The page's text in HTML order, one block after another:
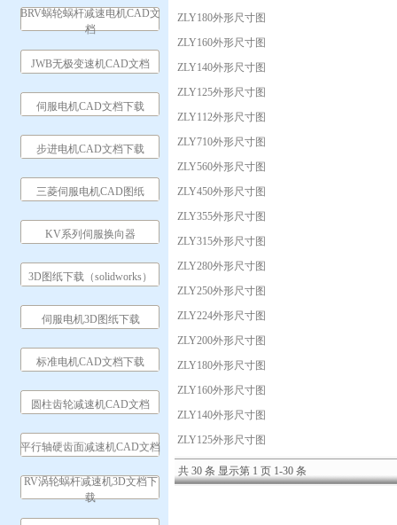
BRV蜗轮蜗杆减速电机CAD文
档
JWB无极变速机CAD文档
伺服电机CAD文档下载
步进电机CAD文档下载
三菱伺服电机CAD图纸
KV系列伺服换向器
3D图纸下载（solidworks）
伺服电机3D图纸下载
标准电机CAD文档下载
圆柱齿轮减速机CAD文档
平行轴硬齿面减速机CAD文档
RV涡轮蜗杆减速机3D文档下
载
ZLY180外形尺寸图
ZLY160外形尺寸图
ZLY140外形尺寸图
ZLY125外形尺寸图
ZLY112外形尺寸图
ZLY710外形尺寸图
ZLY560外形尺寸图
ZLY450外形尺寸图
ZLY355外形尺寸图
ZLY315外形尺寸图
ZLY280外形尺寸图
ZLY250外形尺寸图
ZLY224外形尺寸图
ZLY200外形尺寸图
ZLY180外形尺寸图
ZLY160外形尺寸图
ZLY140外形尺寸图
ZLY125外形尺寸图
共 30 条 显示第 1 页 1-30 条